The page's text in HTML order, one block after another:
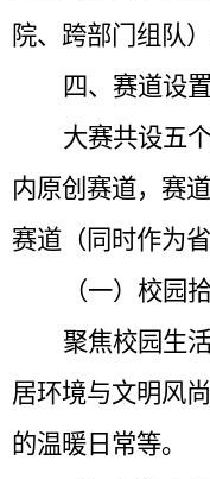
院、跨部门组队）
四、赛道设置
大赛共设五
内原创赛道，赛
赛道（同时作为
（一）校园
聚焦校园生
居环境与文明风
的温暖日常等。